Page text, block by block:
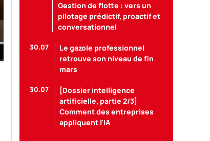
Gestion de flotte : vers un
pilotage prédictif, proactif et
conversationnel
30.07
Le gazole professionnel
retrouve son niveau de fin
mars
30.07
[Dossier intelligence
artificielle, partie 2/3]
Comment des entreprises
appliquent l'IA